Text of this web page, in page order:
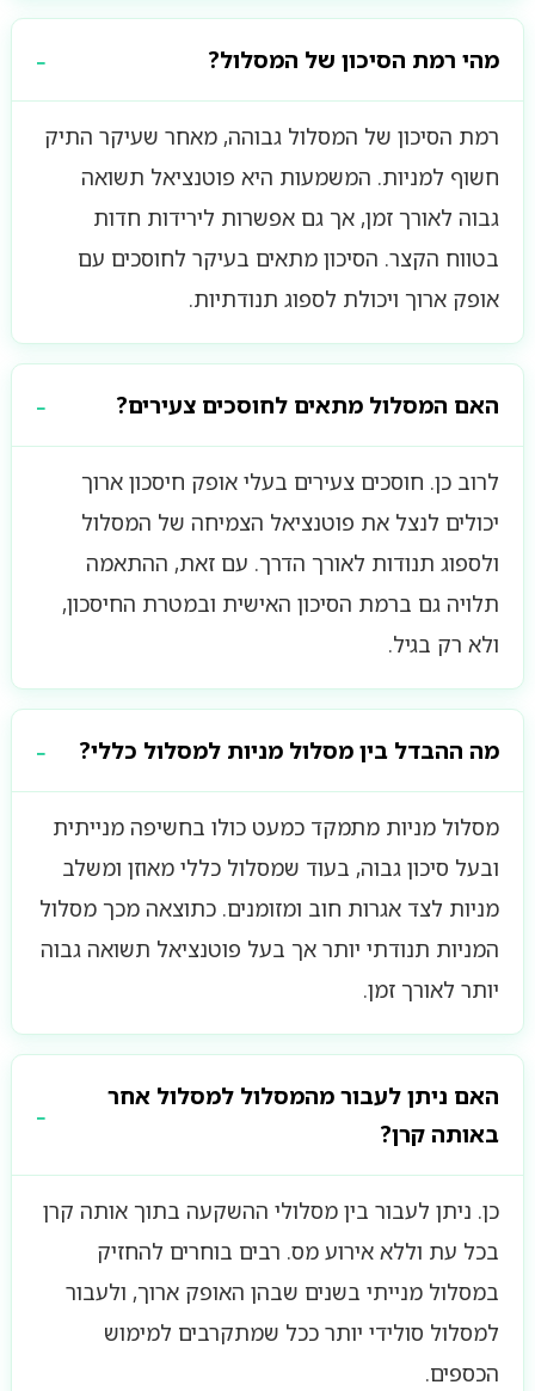
מהי רמת הסיכון של המסלול?
רמת הסיכון של המסלול גבוהה, מאחר שעיקר התיק
חשוף למניות. המשמעות היא פוטנציאל תשואה
גבוה לאורך זמן, אך גם אפשרות לירידות חדות
בטווח הקצר. הסיכון מתאים בעיקר לחוסכים עם
אופק ארוך ויכולת לספוג תנודתיות.
האם המסלול מתאים לחוסכים צעירים?
לרוב כן. חוסכים צעירים בעלי אופק חיסכון ארוך
יכולים לנצל את פוטנציאל הצמיחה של המסלול
ולספוג תנודות לאורך הדרך. עם זאת, ההתאמה
תלויה גם ברמת הסיכון האישית ובמטרת החיסכון,
ולא רק בגיל.
מה ההבדל בין מסלול מניות למסלול כללי?
מסלול מניות מתמקד כמעט כולו בחשיפה מנייתית
ובעל סיכון גבוה, בעוד שמסלול כללי מאוזן ומשלב
מניות לצד אגרות חוב ומזומנים. כתוצאה מכך מסלול
המניות תנודתי יותר אך בעל פוטנציאל תשואה גבוה
יותר לאורך זמן.
האם ניתן לעבור מהמסלול למסלול אחר
באותה קרן?
כן. ניתן לעבור בין מסלולי ההשקעה בתוך אותה קרן
בכל עת וללא אירוע מס. רבים בוחרים להחזיק
במסלול מנייתי בשנים שבהן האופק ארוך, ולעבור
למסלול סולידי יותר ככל שמתקרבים למימוש
הכספים.